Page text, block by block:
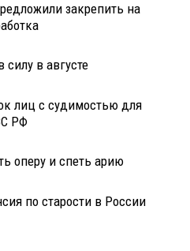
закрепить на
в августе
лиц с судимостью для
РФ
оперу и спеть арию
по старости в России